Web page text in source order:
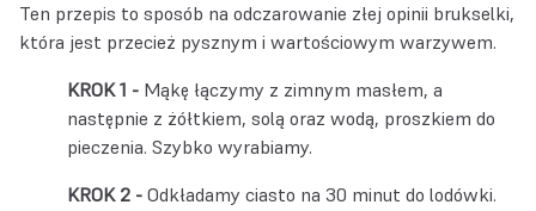
Ten przepis to sposób na odczarowanie złej opinii brukselki,
która jest przecież pysznym i wartościowym warzywem.
Mąkę łączymy z zimnym masłem, a
następnie z żółtkiem, solą oraz wodą, proszkiem do
pieczenia. Szybko wyrabiamy.
Odkładamy ciasto na 30 minut do lodówki.